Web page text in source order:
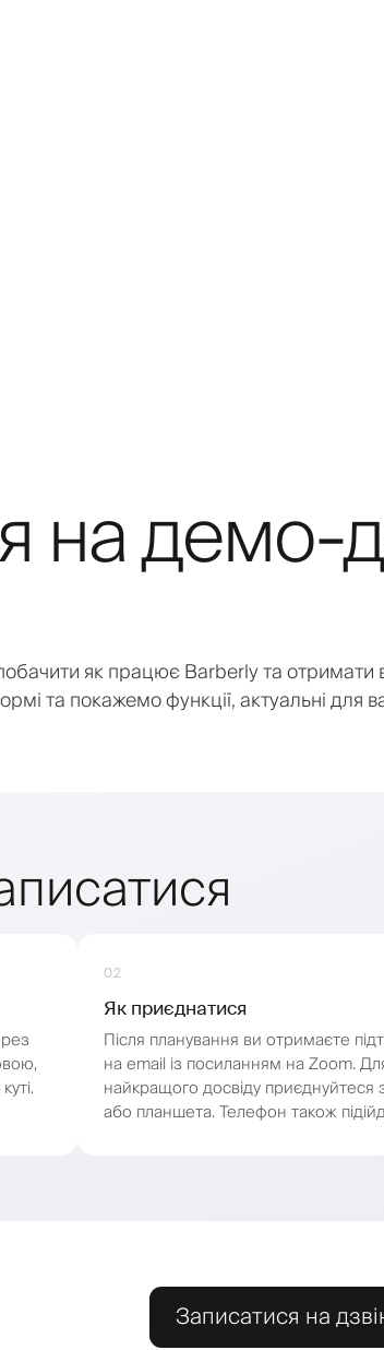
на демо-
як працює Barberly та отримати
та покажемо функції, актуальні для
02
Як приєднатися
Після планування ви отримаєте
на email із посиланням на Zoom.
найкращого досвіду приєднуйтеся
або планшета. Телефон також
Записатися на